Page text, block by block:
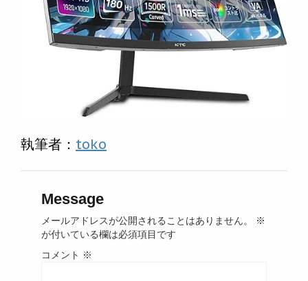
執筆者： toko
Message
メールアドレスが公開されることはありません。
※
が付いている欄は必須項目です
コメント ※